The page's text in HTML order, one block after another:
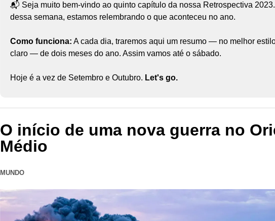
📬 Seja muito bem-vindo ao quinto capítulo da nossa Retrospectiva
dessa semana, estamos relembrando o que aconteceu no ano.
Como funciona: A cada dia, traremos aqui um resumo — no melhor
claro — de dois meses do ano. Assim vamos até o sábado.
Hoje é a vez de Setembro e Outubro. Let's go.
O início de uma nova guerra no
Médio
MUNDO